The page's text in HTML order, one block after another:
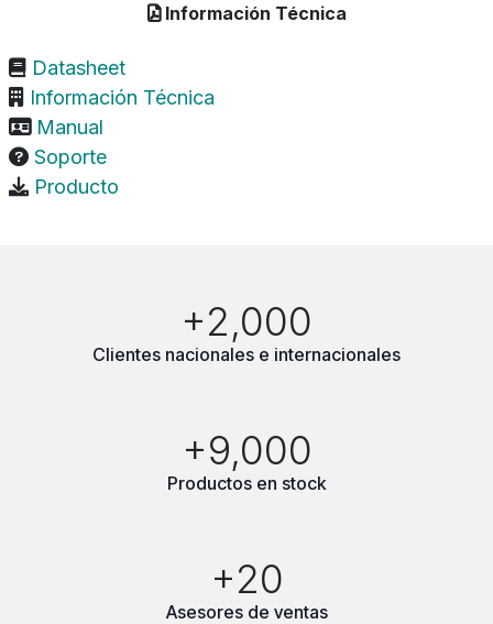
Información Técnica
Datasheet
Información Técnica
Manual
Soporte
Producto
+2,000
Clientes nacionales e internacionales
+9,000
Productos en stock
+20
Asesores de ventas